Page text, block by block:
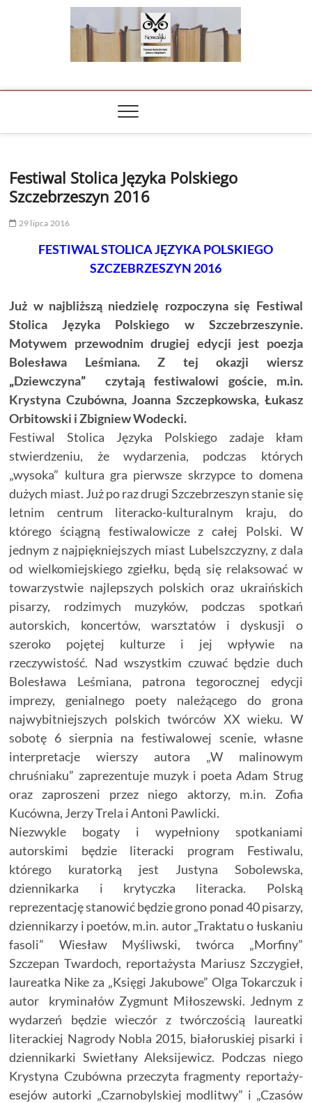
NOWALIJKI
Festiwal Stolica Języka Polskiego
Szczebrzeszyn 2016
29 lipca 2016
FESTIWAL STOLICA JĘZYKA POLSKIEGO
SZCZEBRZESZYN 2016
Już w najbliższą niedzielę rozpoczyna się Festiwal
Stolica Języka Polskiego w Szczebrzeszynie.
Motywem przewodnim drugiej edycji jest poezja
Bolesława Leśmiana. Z tej okazji wiersz
„Dziewczyna” czytają festiwalowi goście, m.in.
Krystyna Czubówna, Joanna Szczepkowska, Łukasz
Orbitowski i Zbigniew Wodecki.
Festiwal Stolica Języka Polskiego zadaje kłam
stwierdzeniu, że wydarzenia, podczas których
„wysoka” kultura gra pierwsze skrzypce to domena
dużych miast. Już po raz drugi Szczebrzeszyn stanie się
letnim centrum literacko-kulturalnym kraju, do
którego ściągną festiwalowicze z całej Polski. W
jednym z najpiękniejszych miast Lubelszczyzny, z dala
od wielkomiejskiego zgiełku, będą się relaksować w
towarzystwie najlepszych polskich oraz ukraińskich
pisarzy, rodzimych muzyków, podczas spotkań
autorskich, koncertów, warsztatów i dyskusji o
szeroko pojętej kulturze i jej wpływie na
rzeczywistość. Nad wszystkim czuwać będzie duch
Bolesława Leśmiana, patrona tegorocznej edycji
imprezy, genialnego poety należącego do grona
najwybitniejszych polskich twórców XX wieku. W
sobotę 6 sierpnia na festiwalowej scenie, własne
interpretacje wierszy autora „W malinowym
chruśniaku” zaprezentuje muzyk i poeta Adam Strug
oraz zaproszeni przez niego aktorzy, m.in. Zofia
Kucówna, Jerzy Trela i Antoni Pawlicki.
Niezwykle bogaty i wypełniony spotkaniami
autorskimi będzie literacki program Festiwalu,
którego kuratorką jest Justyna Sobolewska,
dziennikarka i krytyczka literacka. Polską
reprezentację stanowić będzie grono ponad 40 pisarzy,
dziennikarzy i poetów, m.in. autor „Traktatu o łuskaniu
fasoli” Wiesław Myśliwski, twórca „Morfiny”
Szczepan Twardoch, reportażysta Mariusz Szczygieł,
laureatka Nike za „Księgi Jakubowe” Olga Tokarczuk i
autor
kryminałów Zygmunt Miłoszewski. Jednym z
wydarzeń będzie wieczór z twórczością laureatki
literackiej Nagrody Nobla 2015, białoruskiej pisarki i
dziennikarki Swietłany Aleksijewicz. Podczas niego
Krystyna Czubówna przeczyta fragmenty reportaży-
esejów autorki „Czarnobylskiej modlitwy” i „Czasów